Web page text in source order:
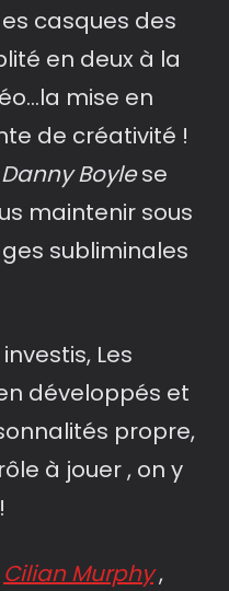
casques des
en deux à la
mise en
de créativité !
Danny Boylese
maintenir sous
subliminales
Les
développés et
propre,
à jouer , on y
Cilian Murphy,